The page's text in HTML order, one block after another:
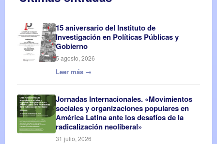
15 aniversario del Instituto de
Investigación en Políticas Públicas y
Gobierno
5 agosto, 2026
Leer más →
Jornadas Internacionales. «Movimientos
sociales y organizaciones populares en
América Latina ante los desafíos de la
radicalización neoliberal»
31 julio, 2026